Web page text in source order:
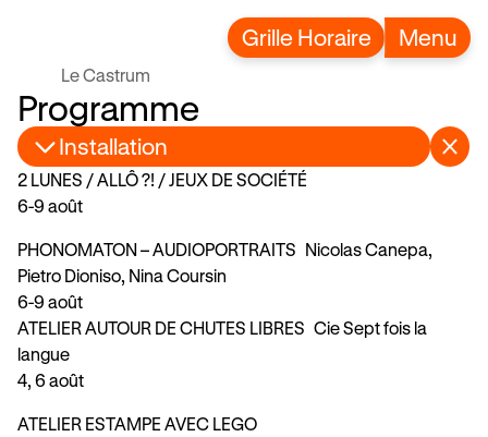
Grille Horaire Menu
Le Castrum
Programme
Installation
2 LUNES / ALLÔ ?! / JEUX DE SOCIÉTÉ
6-9 août
PHONOMATON – AUDIOPORTRAITS Nicolas Canepa,
Pietro Dioniso, Nina Coursin
6-9 août
ATELIER AUTOUR DE CHUTES LIBRES Cie Sept fois la
langue
4, 6 août
ATELIER ESTAMPE AVEC LEGO